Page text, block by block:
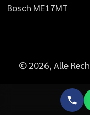
Bosch ME17MT
© 2026, Alle